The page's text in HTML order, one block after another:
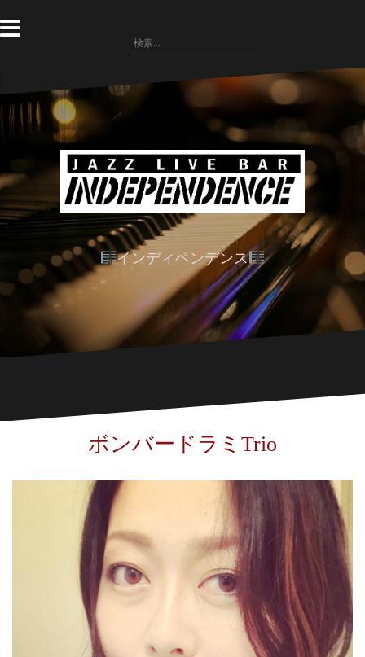
ン
テ
へ
ス
検
索:
インディペンデンス
ボンバードラミTrio